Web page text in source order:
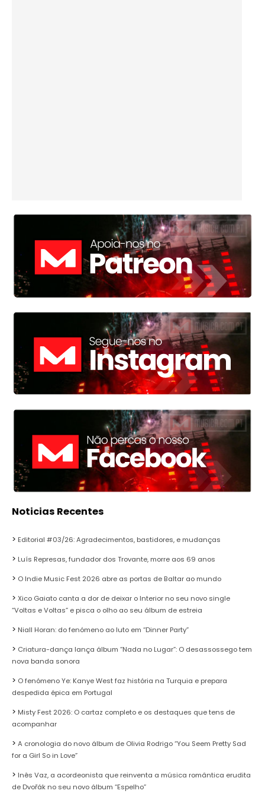
Noticias Recentes
Editorial #03/26: Agradecimentos, bastidores, e mudanças
Luís Represas, fundador dos Trovante, morre aos 69 anos
O Indie Music Fest 2026 abre as portas de Baltar ao mundo
Xico Gaiato canta a dor de deixar o Interior no seu novo single
“Voltas e Voltas” e pisca o olho ao seu álbum de estreia
Niall Horan: do fenómeno ao luto em “Dinner Party”
Criatura-dança lança álbum “Nada no Lugar”: O desassossego tem
nova banda sonora
O fenómeno Ye: Kanye West faz história na Turquia e prepara
despedida épica em Portugal
Misty Fest 2026: O cartaz completo e os destaques que tens de
acompanhar
A cronologia do novo álbum de Olivia Rodrigo “You Seem Pretty Sad
for a Girl So in Love”
Inês Vaz, a acordeonista que reinventa a música romântica erudita
de Dvořák no seu novo álbum “Espelho”